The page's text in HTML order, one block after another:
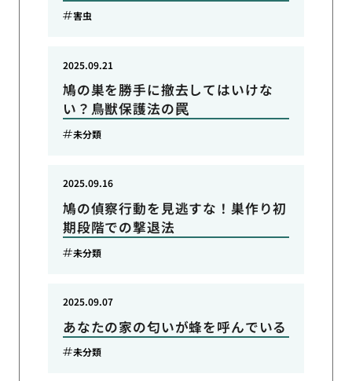
害虫
鳩の巣を勝手に撤去してはいけな
い？鳥獣保護法の罠
2025.09.21
未分類
鳩の偵察行動を見逃すな！巣作り初
期段階での撃退法
2025.09.16
未分類
あなたの家の匂いが蜂を呼んでいる
2025.09.07
未分類